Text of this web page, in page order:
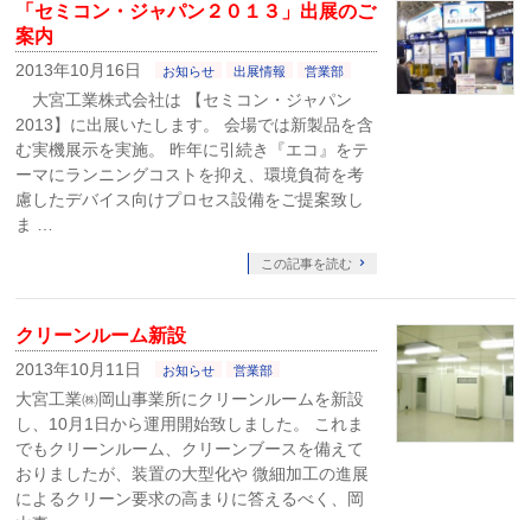
「セミコン・ジャパン２０１３」出展のご
案内
2013年10月16日 お知らせ 出展情報 営業部
大宮工業株式会社は 【セミコン・ジャパン
2013】に出展いたします。 会場では新製品を含
む実機展示を実施。 昨年に引続き『エコ』をテ
ーマにランニングコストを抑え、環境負荷を考
慮したデバイス向けプロセス設備をご提案致し
ま …
この記事を読む
クリーンルーム新設
2013年10月11日 お知らせ 営業部
大宮工業㈱岡山事業所にクリーンルームを新設
し、10月1日から運用開始致しました。 これま
でもクリーンルーム、クリーンブースを備えて
おりましたが、装置の大型化や 微細加工の進展
によるクリーン要求の高まりに答えるべく、岡